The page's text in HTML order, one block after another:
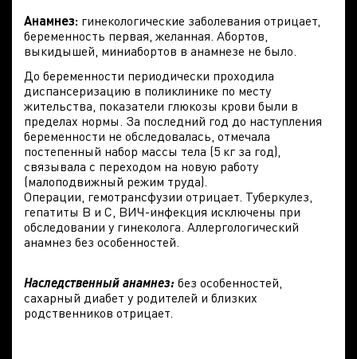
Анамнез: гинекологические заболевания отрицает,
беременность первая, желанная. Абортов,
выкидышей, миниабортов в анамнезе не было.
До беременности периодически проходила
диспансеризацию в поликлинике по месту
жительства, показатели глюкозы крови были в
пределах нормы. За последний год до наступления
беременности не обследовалась, отмечала
постепенный набор массы тела (5 кг за год),
связывала с переходом на новую работу
(малоподвижный режим труда).
Операции, гемотрансфузии отрицает. Туберкулез,
гепатиты В и С, ВИЧ-инфекция исключены при
обследовании у гинеколога. Аллергологический
анамнез без особенностей.
Наследственный анамнез: без особенностей,
сахарный диабет у родителей и близких
родственников отрицает.